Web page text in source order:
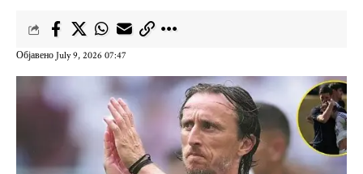
Објавено July 9, 2026 07:47